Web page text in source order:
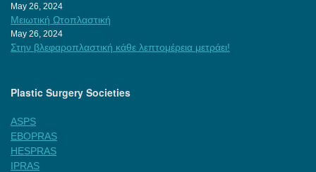
May 26, 2024
Μειωτική Ωτοπλαστική
May 26, 2024
Στην βλεφαροπλαστική κάθε λεπτομέρεια μετράει!
Plastic Surgery Societies
ASPS
EBOPRAS
HESPRAS
IPRAS